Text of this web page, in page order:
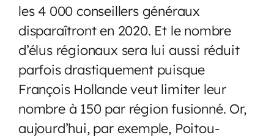
les 4 000 conseillers généraux
disparaîtront en 2020. Et le nombre
d’élus régionaux sera lui aussi réduit
parfois drastiquement puisque
François Hollande veut limiter leur
nombre à 150 par région fusionné. Or,
aujourd’hui, par exemple, Poitou-